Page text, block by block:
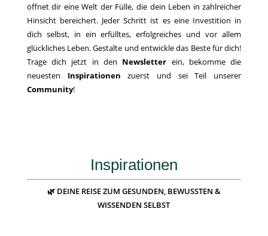
öffnet dir eine Welt der Fülle, die dein Leben in zahlreicher
Hinsicht bereichert. Jeder Schritt ist es eine Investition in
dich selbst, in ein erfülltes, erfolgreiches und vor allem
glückliches Leben. Gestalte und entwickle das Beste für dich!
Trage dich jetzt in den Newsletter ein, bekomme die
neuesten Inspirationen zuerst und sei Teil unserer
Community!
Inspirationen
🌿 DEINE REISE ZUM GESUNDEN, BEWUSSTEN &
WISSENDEN SELBST